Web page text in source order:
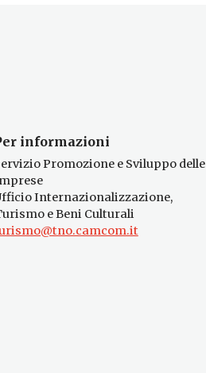
informazioni
Promozione e Sviluppo delle
Internazionalizzazione,
e Beni Culturali